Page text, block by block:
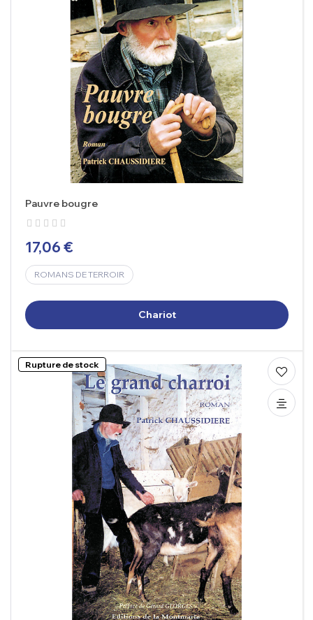
Pauvre bougre
17,06 €
ROMANS DE TERROIR
Chariot
Rupture de stock